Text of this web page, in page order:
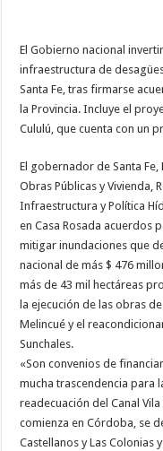
El Gobierno nacional
infraestructura de
Santa Fe, tras firmarse
la Provincia. Incluye el
Cululú, que cuenta con un
El gobernador de Santa
Obras Públicas y Vivienda,
Infraestructura y Política
en Casa Rosada acuerdos
mitigar inundaciones que
nacional de más $ 476
más de 43 mil hectáreas
la ejecución de las obras
Melincué y el
Sunchales.
«Son convenios de
mucha trascendencia para
readecuación del Canal
comienza en Córdoba, se
Castellanos y Las Colonias